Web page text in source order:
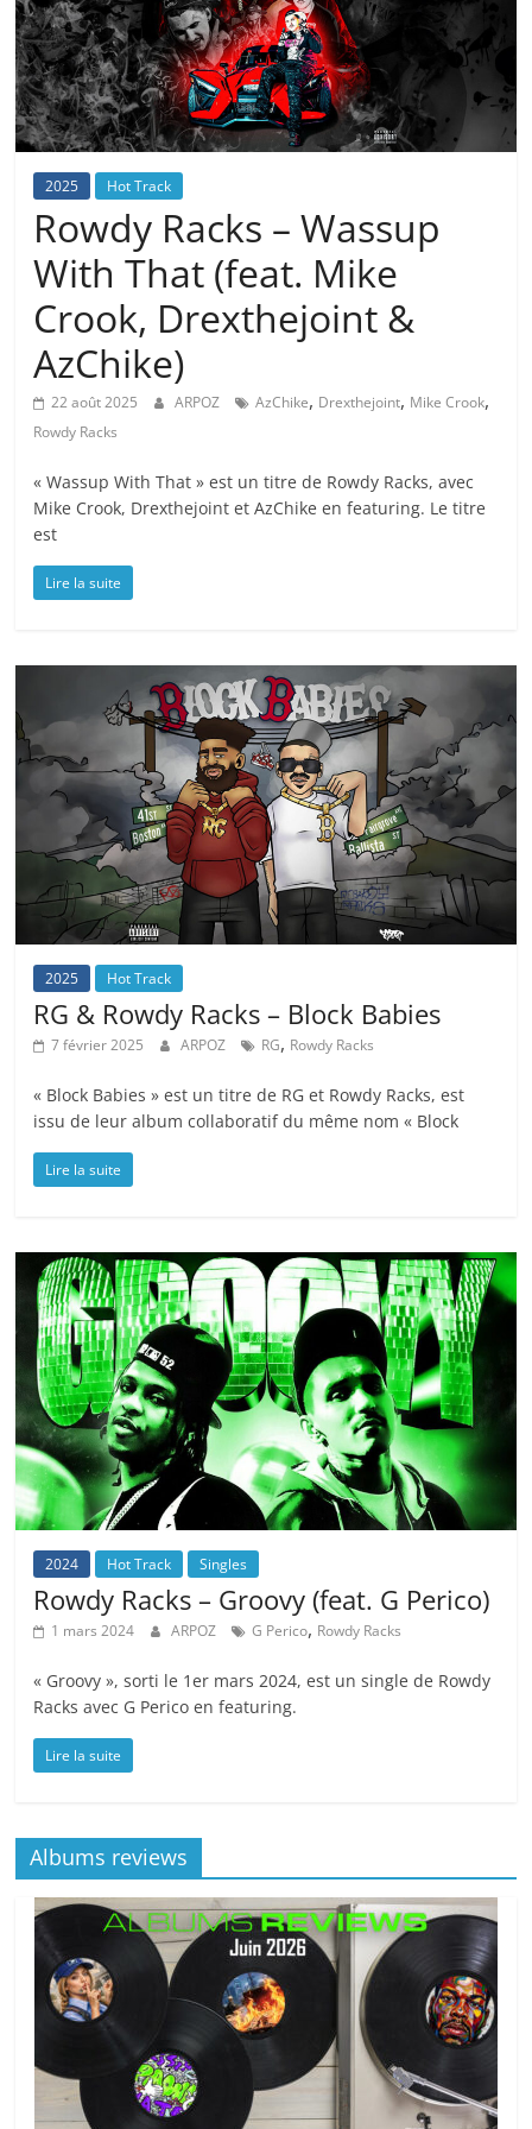
2025 Hot Track
Rowdy Racks – Wassup
With That (feat. Mike
Crook, Drexthejoint &
AzChike)
22 août 2025 ARPOZ AzChike, Drexthejoint, Mike Crook,
Rowdy Racks
« Wassup With That » est un titre de Rowdy Racks, avec
Mike Crook, Drexthejoint et AzChike en featuring. Le titre
est
Lire la suite
2025 Hot Track
RG & Rowdy Racks – Block Babies
7 février 2025 ARPOZ RG, Rowdy Racks
« Block Babies » est un titre de RG et Rowdy Racks, est
issu de leur album collaboratif du même nom « Block
Lire la suite
2024 Hot Track Singles
Rowdy Racks – Groovy (feat. G Perico)
1 mars 2024 ARPOZ G Perico, Rowdy Racks
« Groovy », sorti le 1er mars 2024, est un single de Rowdy
Racks avec G Perico en featuring.
Lire la suite
Albums reviews